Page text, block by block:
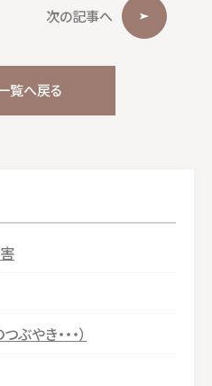
o
k
次の記事へ
覧へ戻る
やき・・・）